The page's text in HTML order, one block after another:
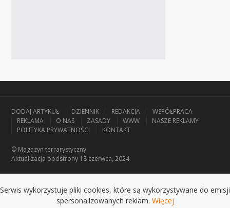
DODAJ ARTYKUŁ DZIENNIK REDAKCJA
WSPÓŁPRACA
REKLAMA
O NAS ZASADY WWW
NASZE REKLAMY
POLITYKA PRYWATNOŚCI
KONTAKT
© Magazyn terrarystyczny
Aktualizacja podstrony 18 czerwca, 2024
Serwis wykorzystuje pliki cookies, które są wykorzystywane do emisji
spersonalizowanych reklam. Więcej